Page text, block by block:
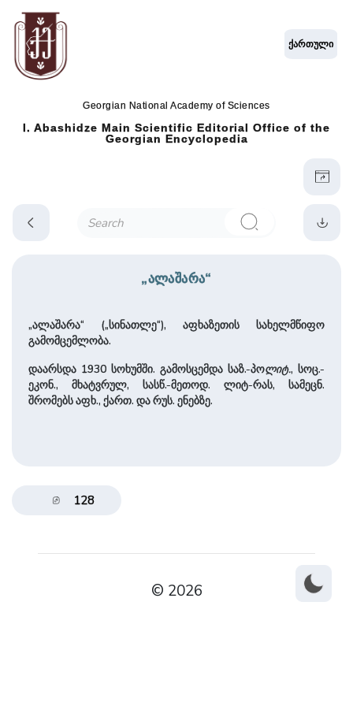
Georgian National Academy of Sciences
I. Abashidze Main Scientific Editorial Office of the
Georgian Encyclopedia
ქართული
„ალაშარა“
„ალაშარა“ („სინათლე“), აფხაზეთის სახელმწიფო
გამომცემლობა.
დაარსდა 1930 სოხუმში. გამოსცემდა საზ.-პოლიტ., სოც.-
ეკონ., მხატვრულ, სასწ.-მეთოდ. ლიტ-რას, სამეცნ.
შრომებს აფხ., ქართ. და რუს. ენებზე.
128
© 2026